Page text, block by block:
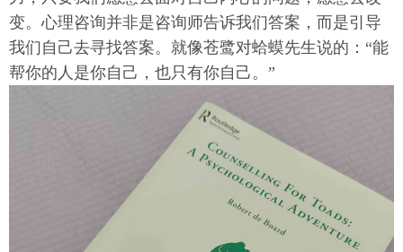
变。心理咨询并非是咨询师告诉我们答案，而是引导
我们自己去寻找答案。就像苍鹭对蛤蟆先生说的：“能
帮你的人是你自己，也只有你自己。”